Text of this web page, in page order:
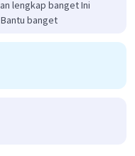
lengkap banget Ini
banget